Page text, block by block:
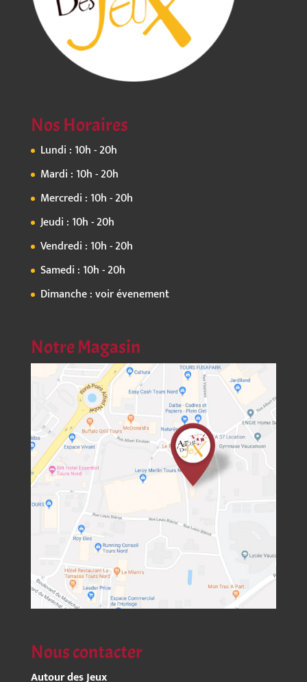
Nos Horaires
Lundi : 10h - 20h
Mardi : 10h - 20h
Mercredi : 10h - 20h
Jeudi : 10h - 20h
Vendredi : 10h - 20h
Samedi : 10h - 20h
Dimanche : voir évenement
Notre Magasin
Nous contacter
Autour des Jeux